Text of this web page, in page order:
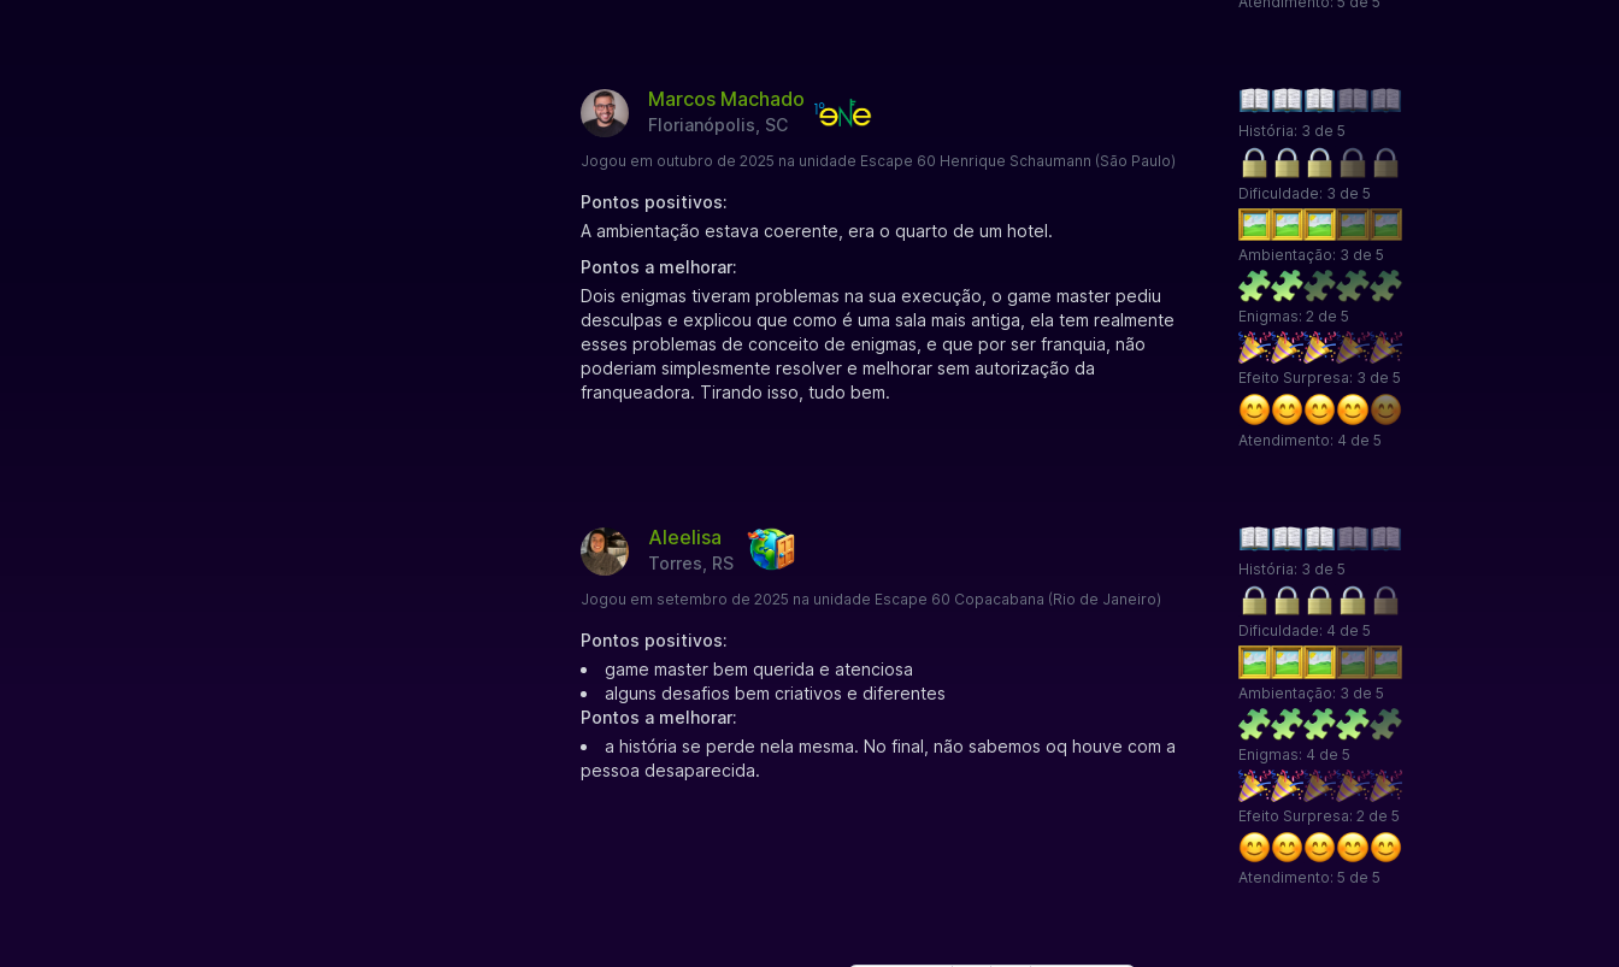
Marcos Machado
Florianópolis, SC
Jogou em outubro de 2025 na unidade Escape 60 Henrique Schaumann (São Paulo)
Pontos positivos:
A ambientação estava coerente, era o quarto de um hotel.
Pontos a melhorar:
Dois enigmas tiveram problemas na sua execução, o game master pediu
desculpas e explicou que como é uma sala mais antiga, ela tem realmente
esses problemas de conceito de enigmas, e que por ser franquia, não
poderiam simplesmente resolver e melhorar sem autorização da
franqueadora. Tirando isso, tudo bem.
História: 3 de 5
Dificuldade: 3 de 5
Ambientação: 3 de 5
Enigmas: 2 de 5
Efeito Surpresa: 3 de 5
Atendimento: 4 de 5
Aleelisa
Torres, RS
Jogou em setembro de 2025 na unidade Escape 60 Copacabana (Rio de Janeiro)
Pontos positivos:
game master bem querida e atenciosa
alguns desafios bem criativos e diferentes
Pontos a melhorar:
a história se perde nela mesma. No final, não sabemos oq houve com a
pessoa desaparecida.
História: 3 de 5
Dificuldade: 4 de 5
Ambientação: 3 de 5
Enigmas: 4 de 5
Efeito Surpresa: 2 de 5
Atendimento: 5 de 5